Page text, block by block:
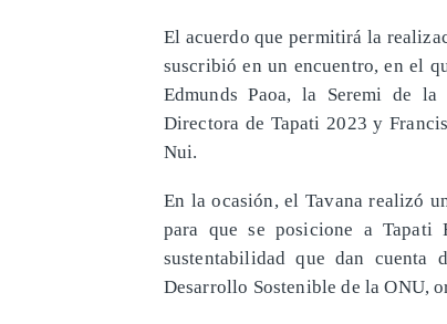
El acuerdo que permitirá la
suscribió en un encuentro, en el
Edmunds Paoa, la Seremi de
Directora de Tapati 2023 y
Nui.
En la ocasión, el Tavana realizó
para que se posicione a
sustentabilidad que dan cuenta
Desarrollo Sostenible de la ONU,